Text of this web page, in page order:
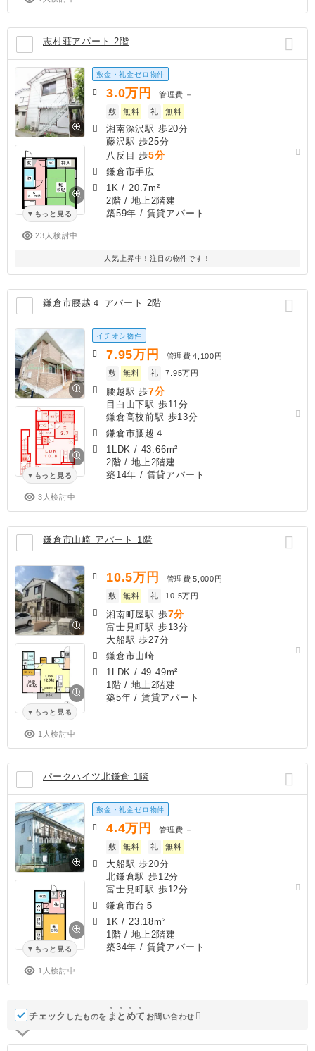
志村荘アパート 2階
もっと見る
23人検討中
敷金・礼金ゼロ物件
3.0万円 管理費 －
敷
無料 礼 無料
湘南深沢駅 歩20分
藤沢駅 歩25分
八反目 歩5分
鎌倉市手広
1K / 20.7m²
2階 / 地上2階建
築59年 / 賃貸アパート
人気上昇中！注目の物件です！
鎌倉市腰越４ アパート 2階
もっと見る
3人検討中
イチオシ物件
7.95万円 管理費 4,100円
敷
無料 礼 7.95万円
腰越駅 歩7分
目白山下駅 歩11分
鎌倉高校前駅 歩13分
鎌倉市腰越４
1LDK / 43.66m²
2階 / 地上2階建
築14年 / 賃貸アパート
鎌倉市山崎 アパート 1階
もっと見る
1人検討中
10.5万円 管理費 5,000円
敷
無料 礼 10.5万円
湘南町屋駅 歩7分
富士見町駅 歩13分
大船駅 歩27分
鎌倉市山崎
1LDK / 49.49m²
1階 / 地上2階建
築5年 / 賃貸アパート
パークハイツ北鎌倉 1階
もっと見る
1人検討中
敷金・礼金ゼロ物件
4.4万円 管理費 －
敷
無料 礼 無料
大船駅 歩20分
北鎌倉駅 歩12分
富士見町駅 歩12分
鎌倉市台５
1K / 23.18m²
1階 / 地上2階建
築34年 / 賃貸アパート
チェック したものを ま と めて お問い合わせ